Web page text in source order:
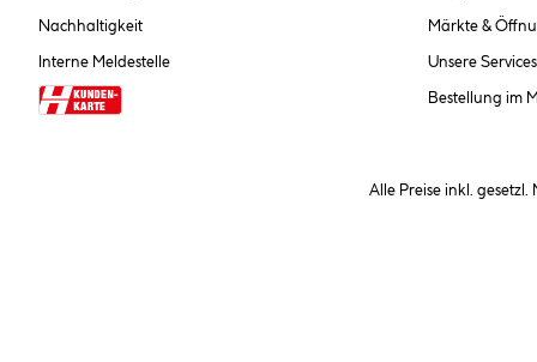
Nachhaltigkeit
Interne Meldestelle
Märkte &
Unsere Services
Bestellung im
Alle Preise inkl. gesetzl.